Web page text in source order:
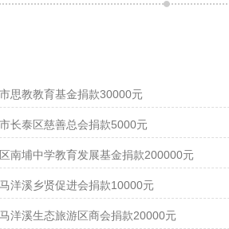
思教教育基金捐款30000元
长泰区慈善总会捐款5000元
南埔中学教育发展基金捐款200000元
洋溪乡贤促进会捐款10000元
洋溪生态旅游区商会捐款20000元